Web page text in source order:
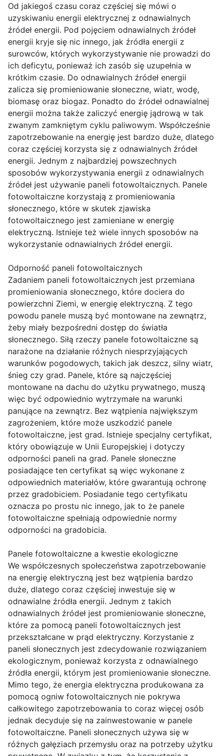
Od jakiegoś czasu coraz częściej się mówi o
uzyskiwaniu energii elektrycznej z odnawialnych
źródeł energii. Pod pojęciem odnawialnych źródeł
energii kryje się nic innego, jak źródła energii z
surowców, których wykorzystywanie nie prowadzi do
ich deficytu, ponieważ ich zasób się uzupełnia w
krótkim czasie. Do odnawialnych źródeł energii
zalicza się promieniowanie słoneczne, wiatr, wodę,
biomasę oraz biogaz. Ponadto do źródeł odnawialnej
energii można także zaliczyć energię jądrową w tak
zwanym zamkniętym cyklu paliwowym. Współcześnie
zapotrzebowanie na energię jest bardzo duże, dlatego
coraz częściej korzysta się z odnawialnych źródeł
energii. Jednym z najbardziej powszechnych
sposobów wykorzystywania energii z odnawialnych
źródeł jest używanie paneli fotowoltaicznych. Panele
fotowoltaiczne korzystają z promieniowania
słonecznego, które w skutek zjawiska
fotowoltaicznego jest zamieniane w energię
elektryczną. Istnieje też wiele innych sposobów na
wykorzystanie odnawialnych źródeł energii.
Odporność paneli fotowoltaicznych
Zadaniem paneli fotowoltaicznych jest przemiana
promieniowania słonecznego, które dociera do
powierzchni Ziemi, w energię elektryczną. Z tego
powodu panele muszą być montowane na zewnątrz,
żeby miały bezpośredni dostęp do światła
słonecznego. Siłą rzeczy panele fotowoltaiczne są
narażone na działanie różnych niesprzyjających
warunków pogodowych, takich jak deszcz, silny wiatr,
śnieg czy grad. Panele, które są najczęściej
montowane na dachu do użytku prywatnego, muszą
więc być odpowiednio wytrzymałe na warunki
panujące na zewnątrz. Bez wątpienia największym
zagrożeniem, które może uszkodzić panele
fotowoltaiczne, jest grad. Istnieje specjalny certyfikat,
który obowiązuje w Unii Europejskiej i dotyczy
odporności paneli na grad. Panele słoneczne
posiadające ten certyfikat są więc wykonane z
odpowiednich materiałów, które gwarantują ochronę
przez gradobiciem. Posiadanie tego certyfikatu
oznacza po prostu nic innego, jak to że panele
fotowoltaiczne spełniają odpowiednie normy
odporności na gradobicia.
Panele fotowoltaiczne a kwestie ekologiczne
We współczesnych społeczeństwa zapotrzebowanie
na energię elektryczną jest bez wątpienia bardzo
duże, dlatego coraz częściej inwestuje się w
odnawialne źródła energii. Jednym z takich
odnawialnych źródeł jest promieniowanie słoneczne,
które za pomocą paneli fotowoltaicznych jest
przekształcane w prąd elektryczny. Korzystanie z
paneli słonecznych jest zdecydowanie rozwiązaniem
ekologicznym, ponieważ korzysta z odnawialnego
źródła energii, którym jest promieniowanie słoneczne.
Mimo tego, że energia elektryczna produkowana za
pomocą ogniw fotowoltaicznych nie pokrywa
całkowitego zapotrzebowania to coraz więcej osób
jednak decyduje się na zainwestowanie w panele
fotowoltaiczne. Paneli słonecznych używa się w
różnych gałęziach przemysłu oraz na potrzeby użytku